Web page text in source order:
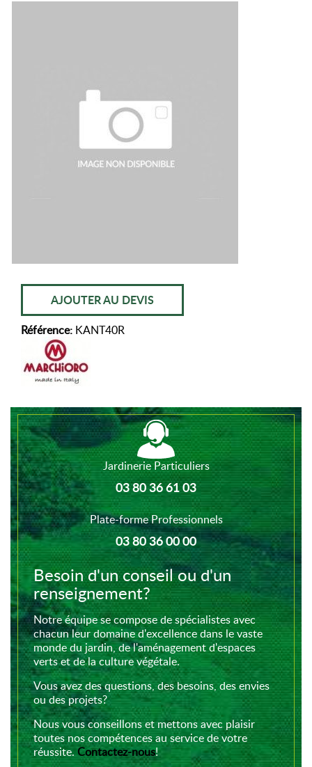
AJOUTER AU DEVIS
Référence: KANT40R
Jardinerie Particuliers
03 80 36 61 03
Plate-forme Professionnels
03 80 36 00 00
Besoin d'un conseil ou d'un
renseignement?
Notre équipe se compose de spécialistes avec
chacun leur domaine d'excellence dans le vaste
monde du jardin, de l'aménagement d'espaces
verts et de la culture végétale.
Vous avez des questions, des besoins, des envies
ou des projets?
Nous vous conseillons et mettons avec plaisir
toutes nos compétences au service de votre
réussite.Contactez-nous!